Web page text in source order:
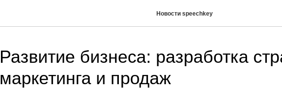
Новости speechkey
Развитие бизнеса: разработка
маркетинга и продаж